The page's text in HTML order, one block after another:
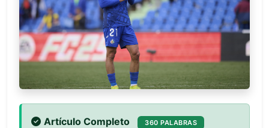
Artículo Completo 360 PALABRAS